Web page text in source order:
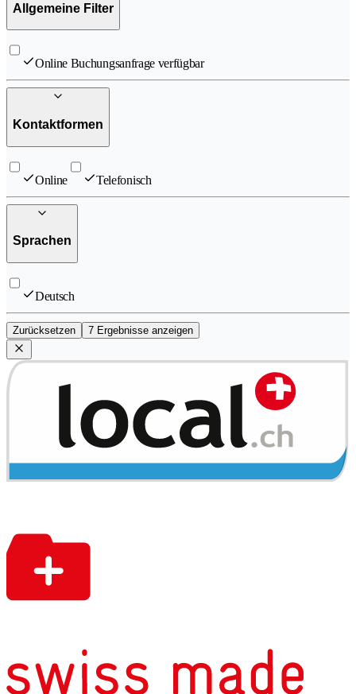
Allgemeine Filter
Online Buchungsanfrage verfügbar
Kontaktformen
Online Telefonisch
Sprachen
Deutsch
Zurücksetzen 7 Ergebnisse anzeigen